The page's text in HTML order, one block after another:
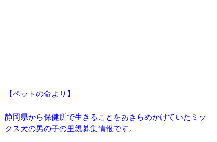
【ペットの命より】
静岡県から保健所で生きることをあきらめかけていたミッ
クス犬の男の子の里親募集情報です。